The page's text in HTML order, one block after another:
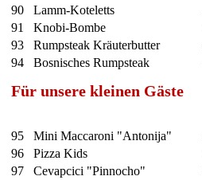
90 Lamm-Koteletts
91
Knobi-Bombe
93
Rumpsteak Kräuterbutter
94
Bosnisches Rumpsteak
Für unsere kleinen Gäste
95 Mini Maccaroni "Antonija"
96
Pizza Kids
97
Cevapcici "Pinnocho"